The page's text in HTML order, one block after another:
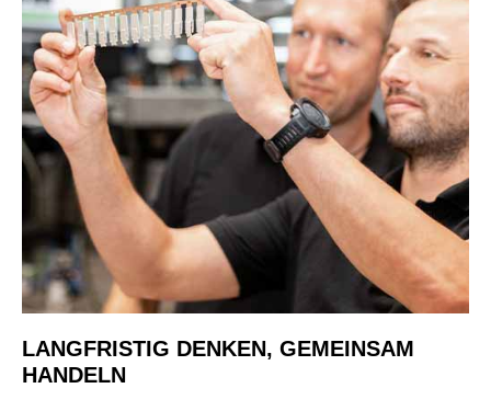
LANGFRISTIG DENKEN, GEMEINSAM
HANDELN